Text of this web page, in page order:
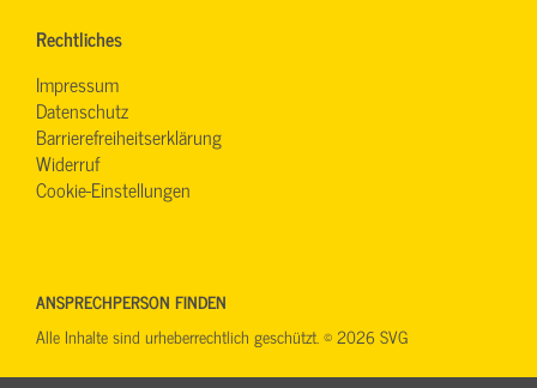
Rechtliches
Impressum
Datenschutz
Barrierefreiheitserklärung
Widerruf
Cookie-Einstellungen
ANSPRECHPERSON FINDEN
Alle Inhalte sind urheberrechtlich geschützt. © 2026 SVG